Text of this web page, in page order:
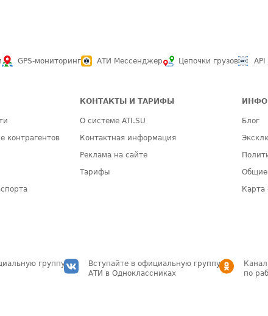
GPS-мониторинг АТИ Мессенджер Цепочки грузов API
контрагентов
КОНТАКТЫ И ТАРИФЫ
О системе ATI.SU
Контактная информация
Реклама на сайте
Тарифы
Блог
Карта
группу
Вступайте в официальную группу
АТИ в Одноклассниках
по